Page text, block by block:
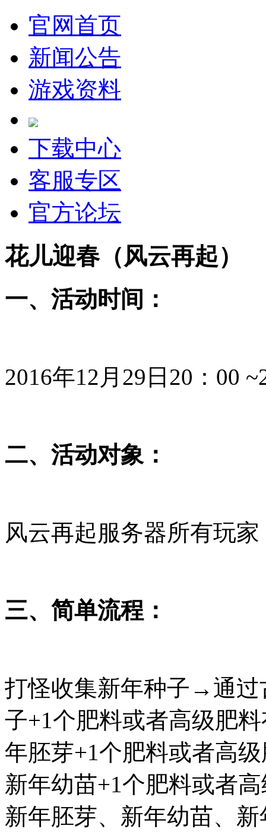
官网首页
新闻公告
游戏资料
下载中心
客服专区
官方论坛
花儿迎春（风云再起）
一、活动时间：
2016年12月29日20：00
二、活动对象：
风云再起服务器所有玩家
三、简单流程：
打怪收集新年种子→通
子+1个肥料或者高级肥
年胚芽+1个肥料或者高
新年幼苗+1个肥料或者
新年胚芽、新年幼苗、